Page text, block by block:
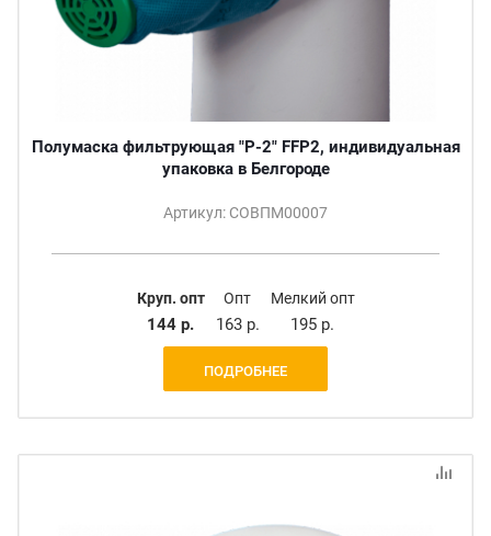
Полумаска фильтрующая "Р-2" FFP2, индивидуальная
упаковка в Белгороде
Артикул: СОВПМ00007
Круп. опт
144 р.
Опт
163 р.
Мелкий опт
195 р.
ПОДРОБНЕЕ